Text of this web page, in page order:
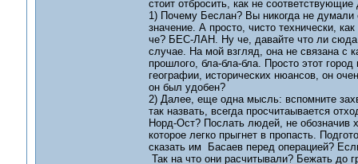
стоит отбросить, как не соответствующие
1) Почему Беслан? Вы никогда не
значение. А просто, чисто технически,
че? БЕС-ЛАН. Ну че, давайте что ли
случае. На мой взгляд, она не связана с
прошлого, бла-бла-бла. Просто этот
географии, исторических нюансов, он
он был удобен?
2) Далее, еще одна мысль: вспомните
так назвать, всегда просчитаывается
Норд-Ост? Послать людей, не обозначив
которое легко прыгнет в пропасть.
сказать им Басаев перед операцией?
Так на что они расчитывали? Бежать до